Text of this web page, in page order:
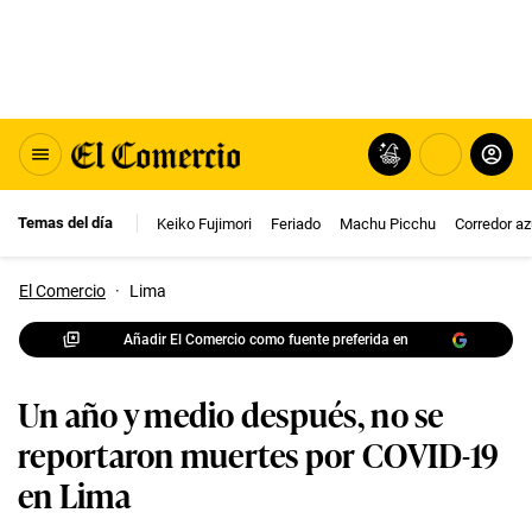
Temas del día Keiko Fujimori Feriado Machu Picchu Corredor
El Comercio · Lima
Añadir El Comercio como fuente preferida en
Un año y medio después, no se
reportaron muertes por COVID-19
en Lima